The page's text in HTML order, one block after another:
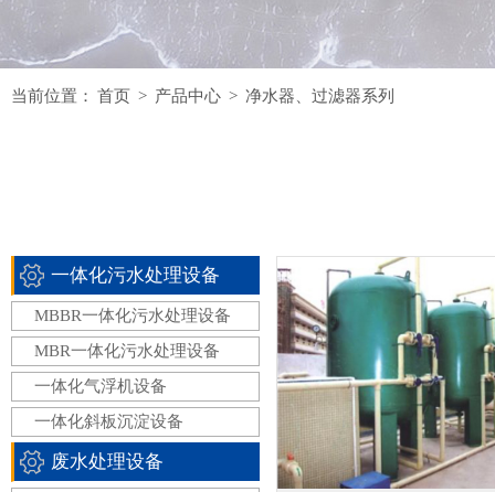
当前位置： 首页 > 产品中心 > 净水器、过滤器系列
一体化污水处理设备
MBBR一体化污水处理设备
MBR一体化污水处理设备
一体化气浮机设备
一体化斜板沉淀设备
废水处理设备